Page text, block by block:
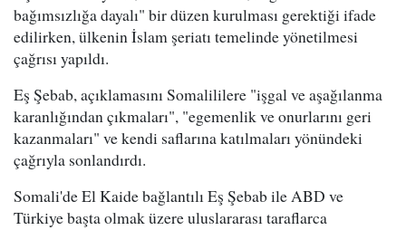
bağımsızlığa dayalı" bir düzen kurulması gerektiği ifade
edilirken, ülkenin İslam şeriatı temelinde yönetilmesi
çağrısı yapıldı.
Eş Şebab, açıklamasını Somalililere "işgal ve aşağılanma
karanlığından çıkmaları", "egemenlik ve onurlarını geri
kazanmaları" ve kendi saflarına katılmaları yönündeki
çağrıyla sonlandırdı.
Somali'de El Kaide bağlantılı Eş Şebab ile ABD ve
Türkiye başta olmak üzere uluslararası taraflarca